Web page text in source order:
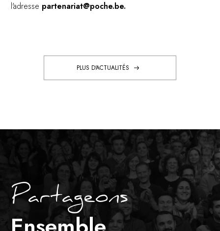
l'adresse partenariat@poche.be.
PLUS D'ACTUALITÉS
Partageons